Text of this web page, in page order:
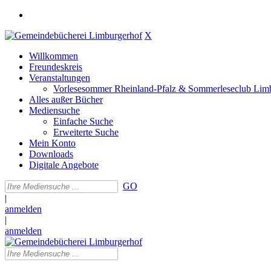
X
Willkommen
Freundeskreis
Veranstaltungen
Vorlesesommer Rheinland-Pfalz & Sommerleseclub
Alles außer Bücher
Mediensuche
Einfache Suche
Erweiterte Suche
Mein Konto
Downloads
Digitale Angebote
GO
|
anmelden
|
anmelden